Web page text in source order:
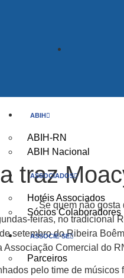
ABIH
ABIH-RN
ABIH Nacional
ASSOCIADOS
Hotéis Associados
Sócios Colaboradores
ASSOCIE-SE
Parceiros
traz
Se quem não gosta
feiras, no tradicional
setembro do Ribeira
Associação Comercial do
pelo time de